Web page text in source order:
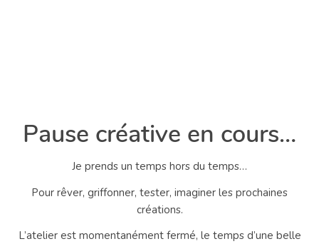
Pause créative en cours…
Je prends un temps hors du temps…
Pour rêver, griffonner, tester, imaginer les prochaines
créations.
L’atelier est momentanément fermé, le temps d’une belle